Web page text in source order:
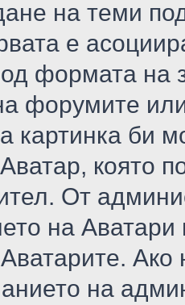
на теми
е
формата на
форумите
картинка би
която
От
на
на